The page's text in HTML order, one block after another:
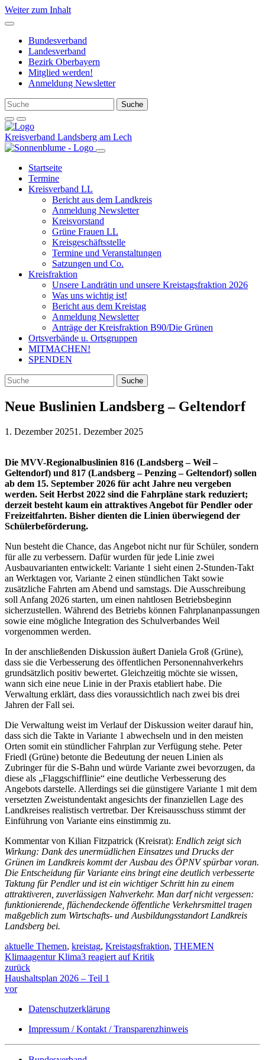
Weiter zum Inhalt
Bundesverband
Landesverband
Bezirk Oberbayern
Mitglied werden!
Anmeldung Newsletter
Kreisverband Landsberg am Lech
Startseite
Termine
Kreisverband LL
Bericht aus dem Landkreis
Anmeldung Newsletter
Kreisvorstand
Grüne Frauen LL
Kreisgeschäftsstelle
Termine und Veranstaltungen
Satzungen und Co.
Kreisfraktion
Unsere Landrätin und unsere Kreistagsfraktion 2026
Was uns wichtig ist!
Bericht aus dem Kreistag
Anmeldung Newsletter
Anträge der Kreisfraktion B90/Die Grünen
Ortsverbände u. Ortsgruppen
MITMACHEN!
SPENDEN
Neue Buslinien Landsberg – Geltendorf
1. Dezember 20251. Dezember 2025
Die MVV-Regionalbuslinien 816 (Landsberg – Weil –
Geltendorf) und 817 (Landsberg – Penzing – Geltendorf) sollen
ab dem 15. September 2026 für acht Jahre neu vergeben
werden. Seit Herbst 2022 sind die Fahrpläne stark reduziert;
derzeit besteht kaum ein attraktives Angebot für Pendler oder
Freizeitfahrten. Bisher dienten die Linien überwiegend der
Schülerbeförderung.
Nun besteht die Chance, das Angebot nicht nur für Schüler, sondern
für alle zu verbessern. Dafür wurden für jede Linie zwei
Ausbauvarianten entwickelt: Variante 1 sieht einen 2-Stunden-Takt
an Werktagen vor, Variante 2 einen stündlichen Takt sowie
zusätzliche Fahrten am Abend und samstags. Die Ausschreibung
soll Anfang 2026 starten, um einen nahtlosen Betriebsbeginn
sicherzustellen. Während des Betriebs können Fahrplananpassungen
sowie eine mögliche Integration des Schulverbandes Weil
vorgenommen werden.
In der anschließenden Diskussion äußert Daniela Groß (Grüne),
dass sie die Verbesserung des öffentlichen Personennahverkehrs
grundsätzlich positiv bewertet. Gleichzeitig möchte sie wissen,
wann sich eine neue Linie in der Praxis etabliert habe. Die
Verwaltung erklärt, dass dies voraussichtlich nach zwei bis drei
Jahren der Fall sei.
Die Verwaltung weist im Verlauf der Diskussion weiter darauf hin,
dass sich die Takte in Variante 1 abwechseln und in den meisten
Orten somit ein stündlicher Fahrplan zur Verfügung stehe. Peter
Friedl (Grüne) betonte die Bedeutung der neuen Linien als
Zubringer für die S-Bahn und würde Variante zwei bevorzugen, da
diese als „Flaggschifflinie“ eine deutliche Verbesserung des
Angebots darstelle. Allerdings sei die günstigere Variante 1 mit dem
versetzten Zweistundentakt angesichts der finanziellen Lage des
Landkreises realistisch vertretbar. Der Kreisausschuss stimmt der
Einführung von Variante eins einstimmig zu.
Kommentar von Kilian Fitzpatrick (Kreisrat): Endlich zeigt sich
Wirkung: Dank des unermüdlichen Einsatzes und Drucks der
Grünen im Landkreis kommt der Ausbau des ÖPNV spürbar voran.
Die Entscheidung für Variante eins bringt eine deutlich verbesserte
Taktung für Pendler und ist ein wichtiger Schritt hin zu einem
attraktiveren, zuverlässigen Nahverkehr. Man darf nicht vergessen:
funktionierende, flächendeckende öffentliche Verkehrsmittel tragen
maßgeblich zum Wirtschafts- und Ausbildungsstandort Landkreis
Landsberg bei.
aktuelle Themen, kreistag, Kreistagsfraktion, THEMEN
Klimaagentur Klima3 reagiert auf Kritik
zurück
Haushaltsplan 2026 – Teil 1
vor
Datenschutzerklärung
Impressum / Kontakt / Transparenzhinweis